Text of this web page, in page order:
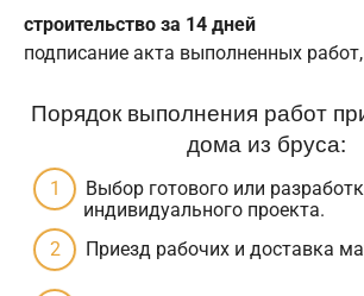
строительство за 14 дней
подписание акта выполненных
Порядок выполнения работ
дома из бруса:
Выбор готового или
индивидуального проекта.
Приезд рабочих и доставка